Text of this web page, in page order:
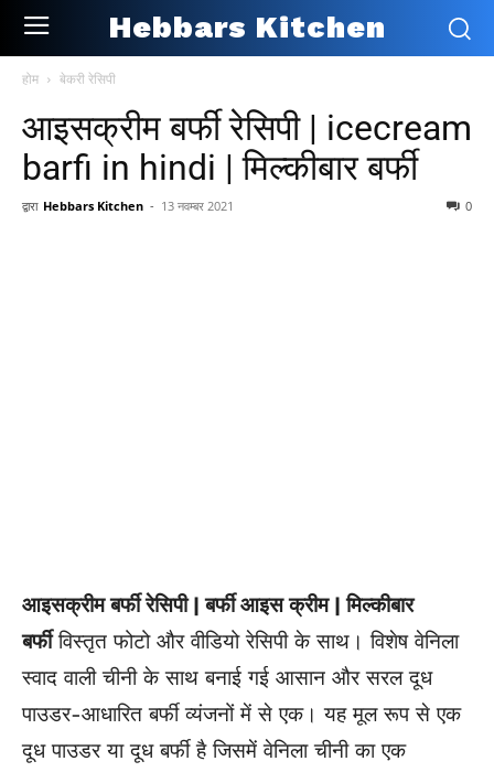
Hebbars Kitchen
होम बेकरी रेसिपी
आइसक्रीम बर्फी रेसिपी | icecream
barfi in hindi | मिल्कीबार बर्फी
द्वारा Hebbars Kitchen - 13 नवम्बर 2021 0
आइसक्रीम बर्फी रेसिपी | बर्फी आइस क्रीम | मिल्कीबार
बर्फीविस्तृत फोटो और वीडियो रेसिपी के साथ। विशेष वेनिला
स्वाद वाली चीनी के साथ बनाई गई आसान और सरल दूध
पाउडर-आधारित बर्फी व्यंजनों में से एक। यह मूल रूप से एक
दूध पाउडर या दूध बर्फी है जिसमें वेनिला चीनी का एक